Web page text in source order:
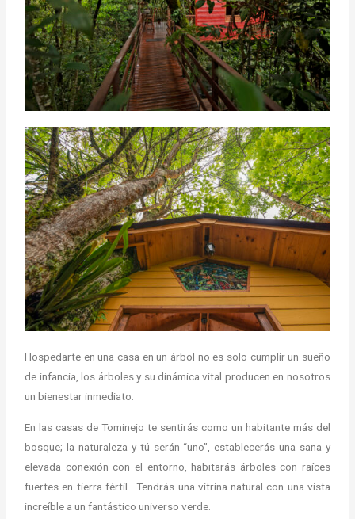
Hospedarte en una casa en un árbol no es solo cumplir un sueño
de infancia, los árboles y su dinámica vital producen en nosotros
un bienestar inmediato.
En las casas de Tominejo te sentirás como un habitante más del
bosque; la naturaleza y tú serán “uno”, establecerás una sana y
elevada conexión con el entorno, habitarás árboles con raíces
fuertes en tierra fértil. Tendrás una vitrina natural con una vista
increíble a un fantástico universo verde.